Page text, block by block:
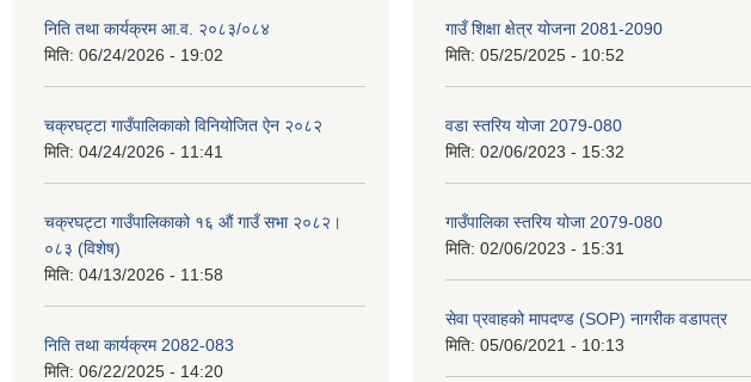
निति तथा कार्यक्रम आ‍.व. २०८३/०८४
मिति: 06/24/2026 - 19:02
चक्रघट्टा गाउँपालिकाको विनियोजित ऐन २०८२
मिति: 04/24/2026 - 11:41
चक्रघट्टा गाउँपालिकाको १६ औं गाउँ सभा २०८२।
०८३ (विशेष)
मिति: 04/13/2026 - 11:58
निति तथा कार्यक्रम 2082-083
मिति: 06/22/2025 - 14:20
गाउँ शिक्षा क्षेत्र योजना 2081-2090
मिति: 05/25/2025 - 10:52
वडा स्तरिय योजा 2079-080
मिति: 02/06/2023 - 15:32
गाउँपालिका स्तरिय योजा 2079-080
मिति: 02/06/2023 - 15:31
सेवा प्रवाहको मापदण्ड (SOP) नागरीक वडापत्र
मिति: 05/06/2021 - 10:13